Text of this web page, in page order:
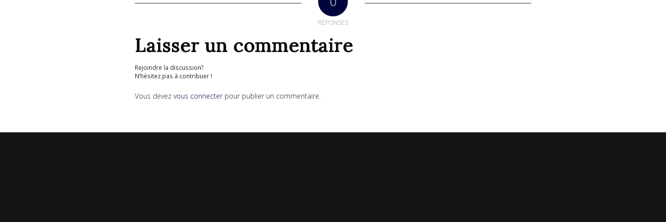
RÉPONSES
Laisser un commentaire
Rejoindre la discussion?
N’hésitez pas à contribuer !
Vous devez vous connecterpour publier un commentaire.